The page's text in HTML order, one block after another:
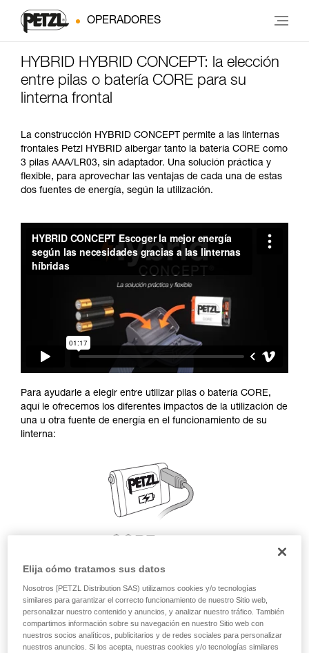
OPERADORES
HYBRID HYBRID CONCEPT: la elección
entre pilas o batería CORE para su
linterna frontal
La construcción HYBRID CONCEPT permite a las linternas
frontales Petzl HYBRID albergar tanto la batería CORE como
3 pilas AAA/LR03, sin adaptador. Una solución práctica y
flexible, para aprovechar las ventajas de cada una de estas
dos fuentes de energía, según la utilización.
Para ayudarle a elegir entre utilizar pilas o batería CORE,
aquí le ofrecemos los diferentes impactos de la utilización de
una u otra fuente de energía en el funcionamiento de su
linterna:
Elija cómo tratamos sus datos
Nosotros [PETZL Distribution SAS) utilizamos cookies y/o tecnologías
similares para garantizar el correcto funcionamiento de nuestro Sitio web,
personalizar nuestro contenido y anuncios, y analizar nuestro tráfico. También
compartimos información sobre su navegación en nuestro Sitio web con
nuestros socios analíticos, publicitarios y de redes sociales para personalizar
nuestros anuncios. Si los acepta, nuestras cookies y/o tecnologías similares